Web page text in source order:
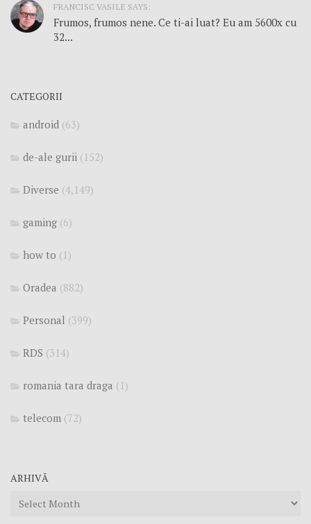
FRANCISC VASILE SAYS:
Frumos, frumos nene. Ce ti-ai luat? Eu am 5600x cu
32...
CATEGORII
android (63)
de-ale gurii (152)
Diverse (4,149)
gaming (6)
how to (1)
Oradea (882)
Personal (399)
RDS (314)
romania tara draga (1)
telecom (72)
ARHIVĂ
Arhivă